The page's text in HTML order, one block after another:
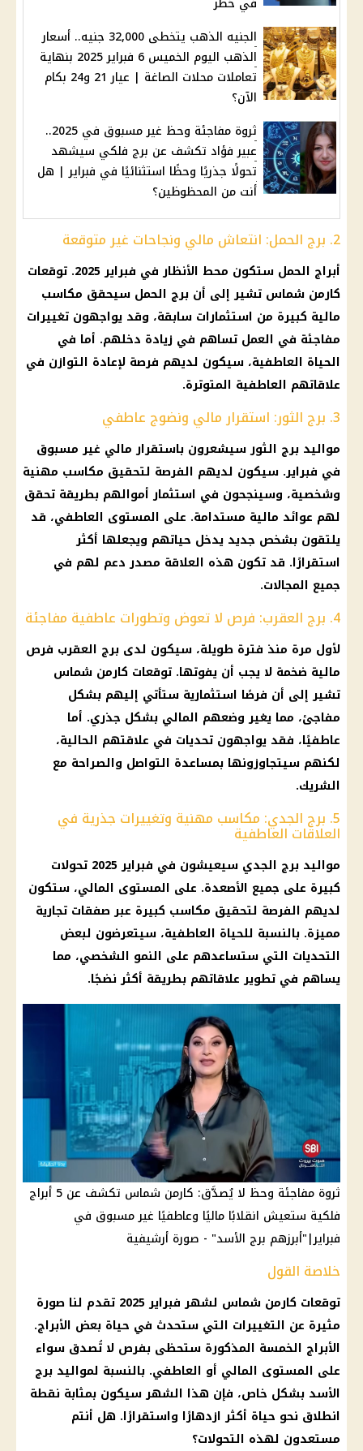
الجنيه الذهب يتخطى 32,000 جنيه.. أسعار
الذهب اليوم الخميس 6 فبراير 2025 بنهاية
تعاملات محلات الصاغة | عيار 21 و24 بكام
الآن؟
ثروة مفاجئة وحظ غير مسبوق في 2025..
عبير فؤاد تكشف عن برج فلكي سيشهد
تحولًا جذريًا وحظًا استثنائيًا في فبراير | هل
أنت من المحظوظين؟
2. برج الحمل: انتعاش مالي ونجاحات غير متوقعة
أبراج الحمل ستكون محط الأنظار في فبراير 2025. توقعات
كارمن شماس تشير إلى أن برج الحمل سيحقق مكاسب
مالية كبيرة من استثمارات سابقة، وقد يواجهون تغييرات
مفاجئة في العمل تساهم في زيادة دخلهم. أما في
الحياة العاطفية، سيكون لديهم فرصة لإعادة التوازن في
علاقاتهم العاطفية المتوترة.
3. برج الثور: استقرار مالي ونضوج عاطفي
مواليد برج الثور سيشعرون باستقرار مالي غير مسبوق
في فبراير. سيكون لديهم الفرصة لتحقيق مكاسب مهنية
وشخصية، وسينجحون في استثمار أموالهم بطريقة تحقق
لهم عوائد مالية مستدامة. على المستوى العاطفي، قد
يلتقون بشخص جديد يدخل حياتهم ويجعلها أكثر
استقرارًا. قد تكون هذه العلاقة مصدر دعم لهم في
جميع المجالات.
4. برج العقرب: فرص لا تعوض وتطورات عاطفية مفاجئة
لأول مرة منذ فترة طويلة، سيكون لدى برج العقرب فرص
مالية ضخمة لا يجب أن يفوتها. توقعات كارمن شماس
تشير إلى أن فرصًا استثمارية ستأتي إليهم بشكل
مفاجئ، مما يغير وضعهم المالي بشكل جذري. أما
عاطفيًا، فقد يواجهون تحديات في علاقتهم الحالية،
لكنهم سيتجاوزونها بمساعدة التواصل والصراحة مع
الشريك.
5. برج الجدي: مكاسب مهنية وتغييرات جذرية في
العلاقات العاطفية
مواليد برج الجدي سيعيشون في فبراير 2025 تحولات
كبيرة على جميع الأصعدة. على المستوى المالي، ستكون
لديهم الفرصة لتحقيق مكاسب كبيرة عبر صفقات تجارية
مميزة. بالنسبة للحياة العاطفية، سيتعرضون لبعض
التحديات التي ستساعدهم على النمو الشخصي، مما
يساهم في تطوير علاقاتهم بطريقة أكثر نضجًا.
ثروة مفاجئة وحظ لا يُصدَّق: كارمن شماس تكشف عن 5 أبراج
فلكية ستعيش انقلابًا ماليًا وعاطفيًا غير مسبوق في
فبراير|"أبرزهم برج الأسد" - صورة أرشيفية
خلاصة القول
توقعات كارمن شماس لشهر فبراير 2025 تقدم لنا صورة
مثيرة عن التغييرات التي ستحدث في حياة بعض الأبراج.
الأبراج الخمسة المذكورة ستحظى بفرص لا تُصدق سواء
على المستوى المالي أو العاطفي. بالنسبة لمواليد برج
الأسد بشكل خاص، فإن هذا الشهر سيكون بمثابة نقطة
انطلاق نحو حياة أكثر ازدهارًا واستقرارًا. هل أنتم
مستعدون لهذه التحولات؟